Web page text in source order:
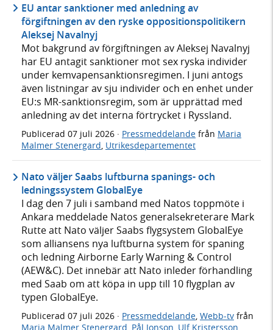
EU antar sanktioner med anledning av
förgiftningen av den ryske oppositionspolitikern
Aleksej Navalnyj
Mot bakgrund av förgiftningen av Aleksej Navalnyj
har EU antagit sanktioner mot sex ryska individer
under kemvapensanktionsregimen. I juni antogs
även listningar av sju individer och en enhet under
EU:s MR-sanktionsregim, som är upprättad med
anledning av det interna förtrycket i Ryssland.
Publicerad 07 juli 2026 · Pressmeddelande från Maria
Malmer Stenergard, Utrikesdepartementet
Nato väljer Saabs luftburna spanings- och
ledningssystem GlobalEye
I dag den 7 juli i samband med Natos toppmöte i
Ankara meddelade Natos generalsekreterare Mark
Rutte att Nato väljer Saabs flygsystem GlobalEye
som alliansens nya luftburna system för spaning
och ledning Airborne Early Warning & Control
(AEW&C). Det innebär att Nato inleder förhandling
med Saab om att köpa in upp till 10 flygplan av
typen GlobalEye.
Publicerad 07 juli 2026 · Pressmeddelande, Webb-tv från
Maria Malmer Stenergard Pål Jonson Ulf Kristersson